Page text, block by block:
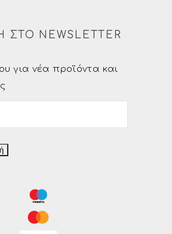
ΣΤΟ NEWSLETTER
για νέα προϊόντα και